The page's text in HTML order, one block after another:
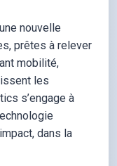
nouvelle
prêtes à relever
mobilité,
les
s’engage à
dans la